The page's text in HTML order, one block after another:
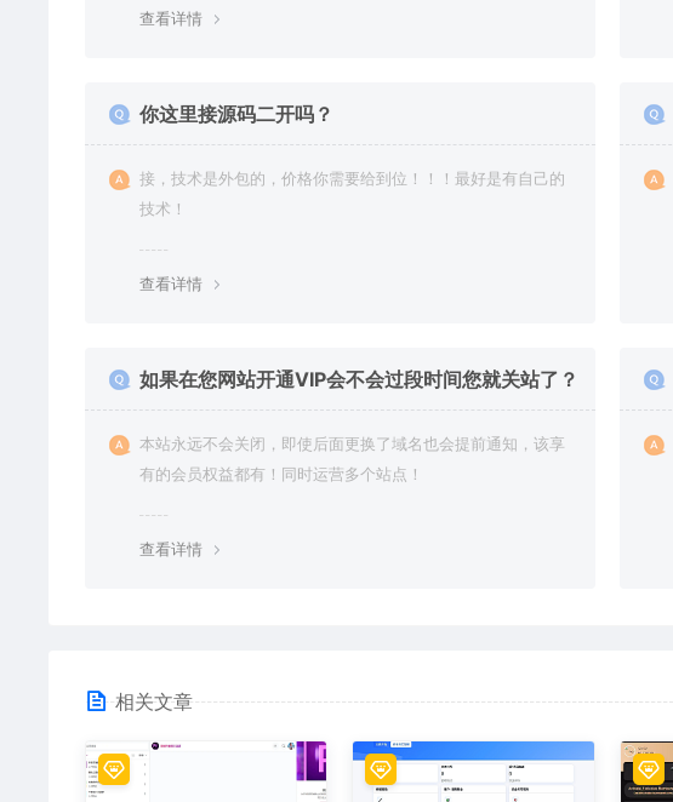
查看详情
你这里接源码二开吗？
接，技术是外包的，价格你需要给到位！！！最好是有自己的
技术！
查看详情
如果在您网站开通VIP会不会过段时间您就关站了？
本站永远不会关闭，即使后面更换了域名也会提前通知，该享
有的会员权益都有！同时运营多个站点！
查看详情
相关文章